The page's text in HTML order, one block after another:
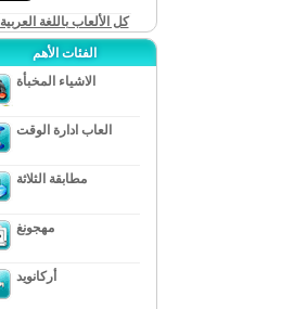
كل الألعاب باللغة العربية
الفئات الأهم
الاشياء المخبأة
العاب ادارة الوقت
مطابقة الثلاثة
مهجونغ
أركانويد